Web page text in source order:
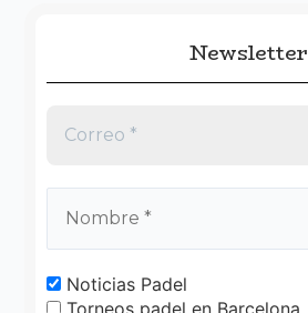
Newsletter
Noticias Padel
Torneos padel en Barcelona